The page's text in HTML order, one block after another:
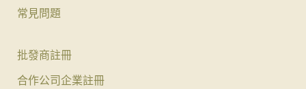
常見問題
批發商註冊
合作公司企業註冊